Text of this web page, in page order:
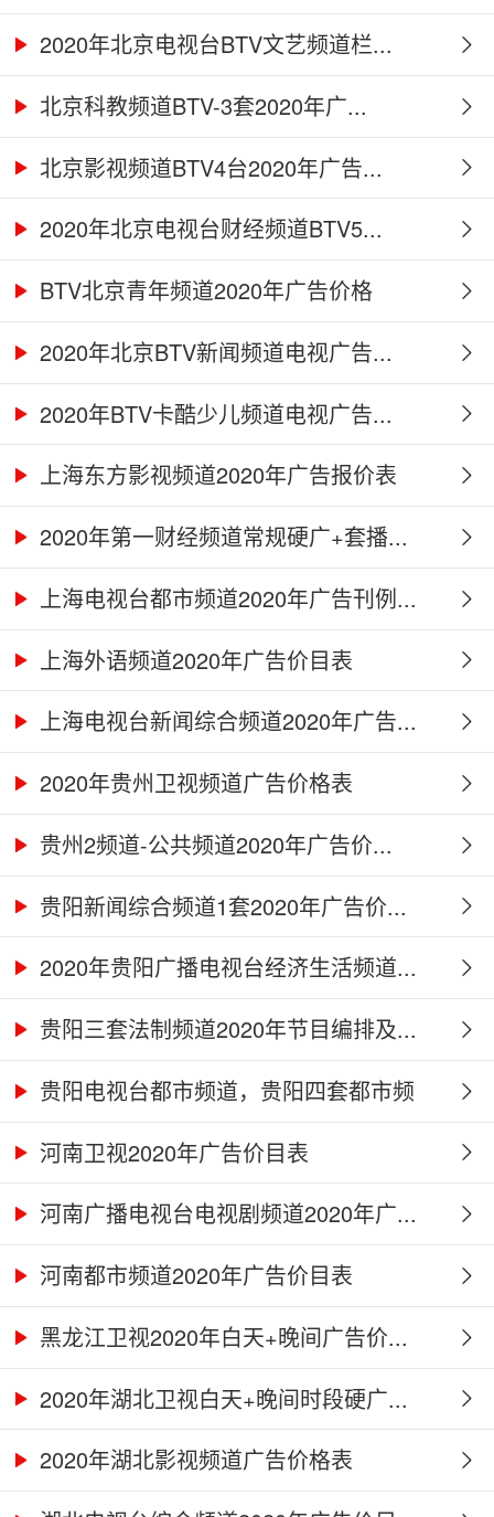
2020年北京电视台BTV文艺频道栏...
北京科教频道BTV-3套2020年广...
北京影视频道BTV4台2020年广告...
2020年北京电视台财经频道BTV5...
BTV北京青年频道2020年广告价格
2020年北京BTV新闻频道电视广告...
2020年BTV卡酷少儿频道电视广告...
上海东方影视频道2020年广告报价表
2020年第一财经频道常规硬广+套播...
上海电视台都市频道2020年广告刊例...
上海外语频道2020年广告价目表
上海电视台新闻综合频道2020年广告...
2020年贵州卫视频道广告价格表
贵州2频道-公共频道2020年广告价...
贵阳新闻综合频道1套2020年广告价...
2020年贵阳广播电视台经济生活频道...
贵阳三套法制频道2020年节目编排及...
贵阳电视台都市频道，贵阳四套都市频
道...河南卫视2020年广告价目表
河南广播电视台电视剧频道2020年广...
河南都市频道2020年广告价目表
黑龙江卫视2020年白天+晚间广告价...
2020年湖北卫视白天+晚间时段硬广...
2020年湖北影视频道广告价格表